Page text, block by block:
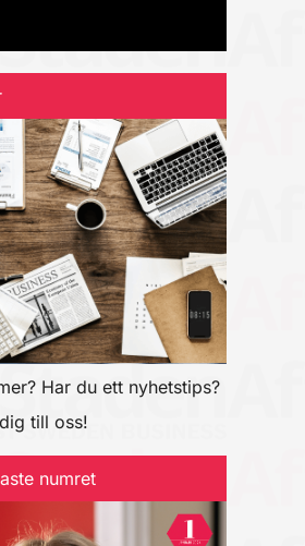
Har du ett nyhetstips?
till oss!
numret